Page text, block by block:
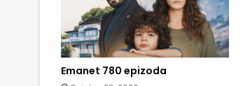
Emanet 780 epizoda